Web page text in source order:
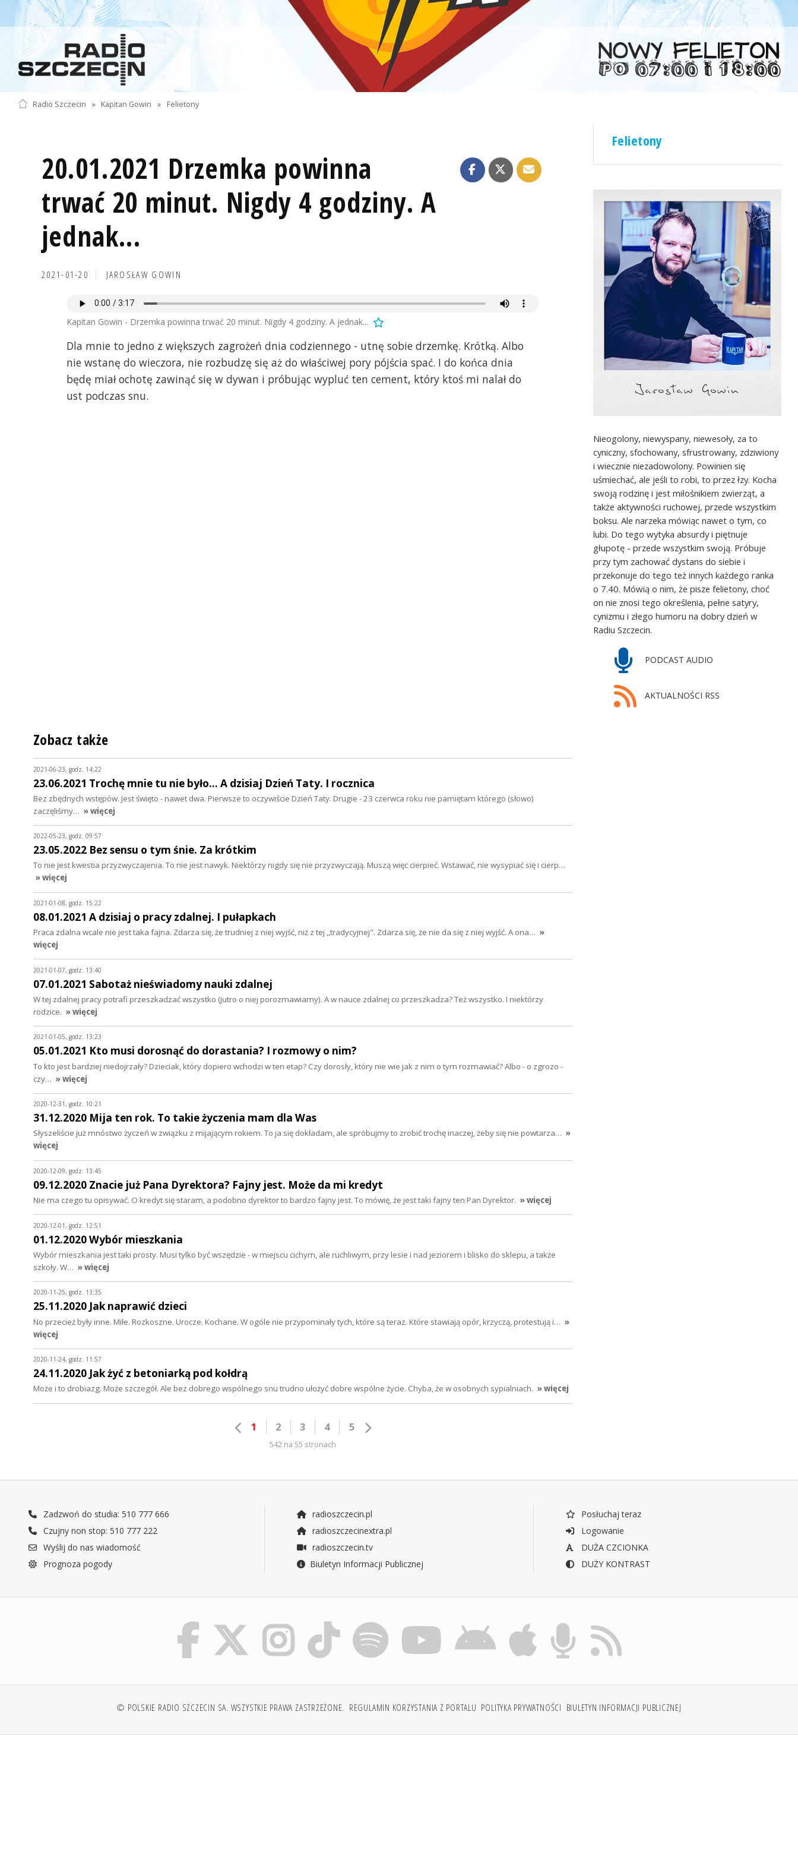
Radio Szczecin » Kapitan Gowin » Felietony
20.01.2021 Drzemka powinna
trwać 20 minut. Nigdy 4 godziny. A
jednak...
2021-01-20 JAROSŁAW GOWIN
Kapitan Gowin - Drzemka powinna trwać 20 minut. Nigdy 4 godziny. A jednak...
Dla mnie to jedno z większych zagrożeń dnia codziennego - utnę sobie drzemkę. Krótką. Albo
nie wstanę do wieczora, nie rozbudzę się aż do właściwej pory pójścia spać. I do końca dnia
będę miał ochotę zawinąć się w dywan i próbując wypluć ten cement, który ktoś mi nalał do
ust podczas snu.
Felietony
Nieogolony, niewyspany, niewesoły, za to
cyniczny, sfochowany, sfrustrowany, zdziwiony
i wiecznie niezadowolony. Powinien się
uśmiechać, ale jeśli to robi, to przez łzy. Kocha
swoją rodzinę i jest miłośnikiem zwierząt, a
także aktywności ruchowej, przede wszystkim
boksu. Ale narzeka mówiąc nawet o tym, co
lubi. Do tego wytyka absurdy i piętnuje
głupotę - przede wszystkim swoją. Próbuje
przy tym zachować dystans do siebie i
przekonuje do tego też innych każdego ranka
o 7.40. Mówią o nim, że pisze felietony, choć
on nie znosi tego określenia, pełne satyry,
cynizmu i złego humoru na dobry dzień w
Radiu Szczecin.
PODCAST AUDIO
AKTUALNOŚCI RSS
Zobacz także
2021-06-23, godz. 14:22
23.06.2021 Trochę mnie tu nie było... A dzisiaj Dzień Taty. I rocznica
Bez zbędnych wstępów. Jest święto - nawet dwa. Pierwsze to oczywiście Dzień Taty. Drugie - 23 czerwca roku nie pamiętam którego (słowo)
zaczęliśmy… » więcej
2022-05-23, godz. 09:57
23.05.2022 Bez sensu o tym śnie. Za krótkim
To nie jest kwestia przyzwyczajenia. To nie jest nawyk. Niektórzy nigdy się nie przyzwyczają. Muszą więc cierpieć. Wstawać, nie wysypiać się i cierp…
» więcej
2021-01-08, godz. 15:22
08.01.2021 A dzisiaj o pracy zdalnej. I pułapkach
Praca zdalna wcale nie jest taka fajna. Zdarza się, że trudniej z niej wyjść, niż z tej ,,tradycyjnej". Zdarza się, że nie da się z niej wyjść. A ona… »
więcej
2021-01-07, godz. 13:40
07.01.2021 Sabotaż nieświadomy nauki zdalnej
W tej zdalnej pracy potrafi przeszkadzać wszystko (jutro o niej porozmawiamy). A w nauce zdalnej co przeszkadza? Też wszystko. I niektórzy
rodzice. » więcej
2021-01-05, godz. 13:23
05.01.2021 Kto musi dorosnąć do dorastania? I rozmowy o nim?
To kto jest bardziej niedojrzały? Dzieciak, który dopiero wchodzi w ten etap? Czy dorosły, który nie wie jak z nim o tym rozmawiać? Albo - o zgrozo -
czy… » więcej
2020-12-31, godz. 10:21
31.12.2020 Mija ten rok. To takie życzenia mam dla Was
Słyszeliście już mnóstwo życzeń w związku z mijającym rokiem. To ja się dokładam, ale spróbujmy to zrobić trochę inaczej, żeby się nie powtarza… »
więcej
2020-12-09, godz. 13:45
09.12.2020 Znacie już Pana Dyrektora? Fajny jest. Może da mi kredyt
Nie ma czego tu opisywać. O kredyt się staram, a podobno dyrektor to bardzo fajny jest. To mówię, że jest taki fajny ten Pan Dyrektor. » więcej
2020-12-01, godz. 12:51
01.12.2020 Wybór mieszkania
Wybór mieszkania jest taki prosty. Musi tylko być wszędzie - w miejscu cichym, ale ruchliwym, przy lesie i nad jeziorem i blisko do sklepu, a także
szkoły. W… » więcej
2020-11-25, godz. 13:35
25.11.2020 Jak naprawić dzieci
No przecież były inne. Miłe. Rozkoszne. Urocze. Kochane. W ogóle nie przypominały tych, które są teraz. Które stawiają opór, krzyczą, protestują i… »
więcej
2020-11-24, godz. 11:57
24.11.2020 Jak żyć z betoniarką pod kołdrą
Może i to drobiazg. Może szczegół. Ale bez dobrego wspólnego snu trudno ułożyć dobre wspólne życie. Chyba, że w osobnych sypialniach. » więcej
1 2 3 4 5
542 na 55 stronach
Zadzwoń do studia: 510 777 666
Czujny non stop: 510 777 222
Wyślij do nas wiadomość
Prognoza pogody
radioszczecin.pl
radioszczecinextra.pl
radioszczecin.tv
Biuletyn Informacji Publicznej
Posłuchaj teraz
Logowanie
DUŻA CZCIONKA
DUŻY KONTRAST
© POLSKIE RADIO SZCZECIN SA. WSZYSTKIE PRAWA ZASTRZEŻONE. REGULAMIN KORZYSTANIA Z PORTALU POLITYKA PRYWATNOŚCI BIULETYN INFORMACJI PUBLICZNEJ